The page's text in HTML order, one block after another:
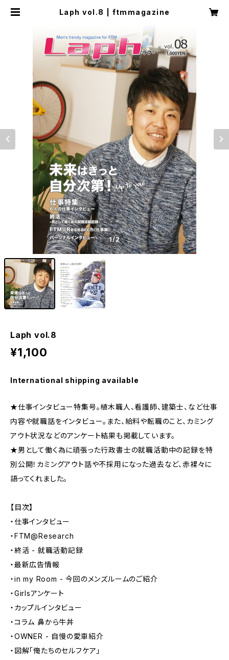
Laph vol.8 | ftmmagazine
1/2
Laph vol.8
¥1,100
International shipping available
★仕事インタビュー特集号。植木職人、看護師、建築士、など仕事
内容や就職話をインタビュー。また、給料や転職のこと、カミング
アウト状況などのアンケート結果も掲載しています。
★男として働く為に頑張った行政書士の就職活動中の記録を特
別公開！カミングアウト話や不採用になった過去など、赤裸々に
語ってくれました。
【目次】
・仕事インタビュー
・FTM@Research
・終活 - 就職活動記録
・最新広告情報
・in my Room - 今回のメンズルームのご紹介
・Girlsアンケート
・カップルインタビュー
・コラム 鼻から牛丼
・OWNER - 自慢の愛車紹介
・図解「俺たちのセルフケア」